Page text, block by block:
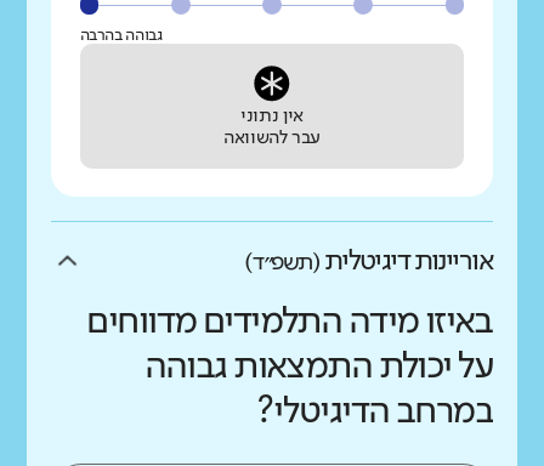
גבוהה בהרבה
אין נתוני
עבר להשוואה
אוריינות דיגיטלית (תשפ״ד)
באיזו מידה התלמידים מדווחים
על יכולת התמצאות גבוהה
במרחב הדיגיטלי?